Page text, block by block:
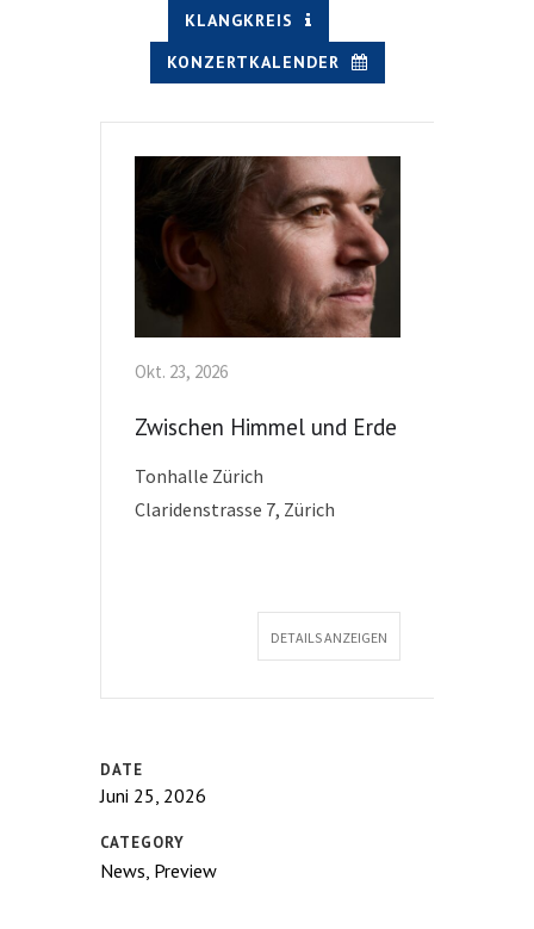
KLANGKREIS
KONZERTKALENDER
Okt. 23, 2026
Zwischen Himmel und Erde
Tonhalle Zürich
Claridenstrasse 7, Zürich
DETAILS ANZEIGEN
DATE
Juni 25, 2026
CATEGORY
News, Preview